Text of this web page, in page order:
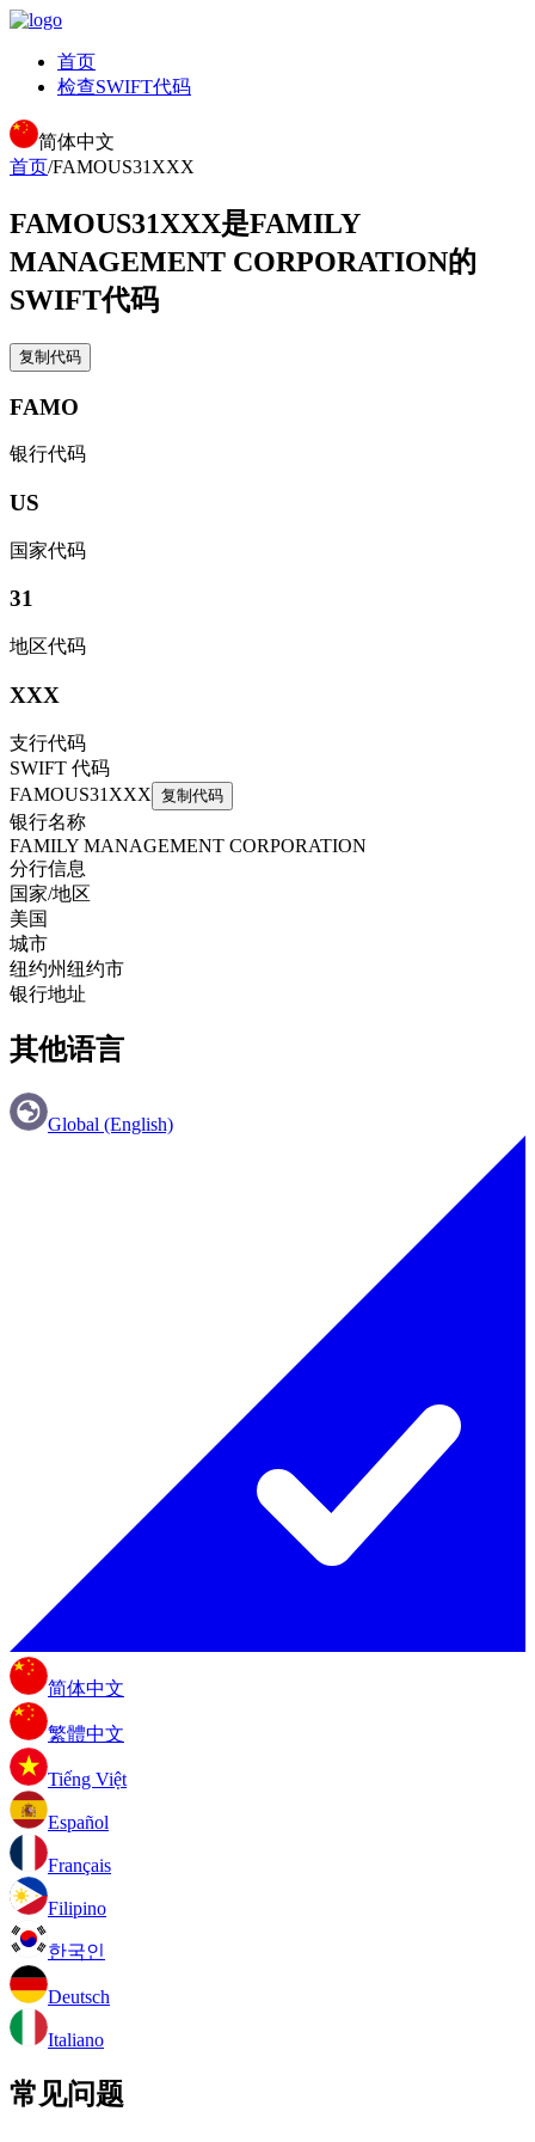
首页
检查SWIFT代码
简体中文
首页/FAMOUS31XXX
FAMOUS31XXX是FAMILY
MANAGEMENT CORPORATION的
SWIFT代码
复制代码
FAMO
银行代码
US
国家代码
31
地区代码
XXX
支行代码
SWIFT 代码
FAMOUS31XXX 复制代码
银行名称
FAMILY MANAGEMENT CORPORATION
分行信息
国家/地区
美国
城市
纽约州纽约市
银行地址
其他语言
Global (English)
简体中文
繁體中文
Tiếng Việt
Español
Français
Filipino
한국인
Deutsch
Italiano
常见问题